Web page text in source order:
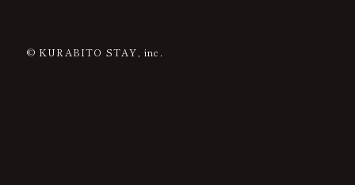
© KURABITO STAY, inc.